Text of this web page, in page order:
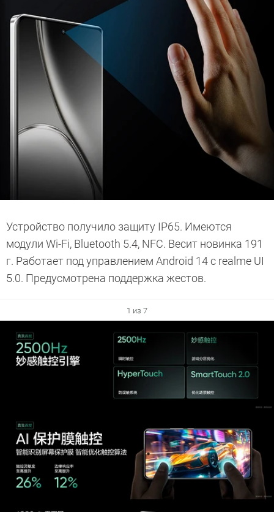
Устройство получило защиту IP65. Имеются
модули Wi-Fi, Bluetooth 5.4, NFC. Весит новинка 191
г. Работает под управлением Android 14 с realme UI
5.0. Предусмотрена поддержка жестов.
1 из 7